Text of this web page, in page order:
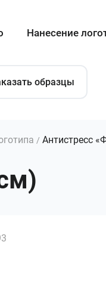
Нанесение
образцы
/ Антистресс